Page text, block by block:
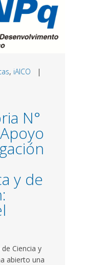
, iAICO |
N°
y de
Ciencia y
abierto una